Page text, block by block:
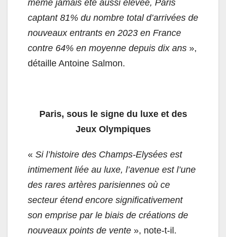
même jamais été aussi élevée, Paris
captant 81% du nombre total d’arrivées de
nouveaux entrants en 2023 en France
contre 64% en moyenne depuis dix ans »,
détaille Antoine Salmon.
Paris, sous le signe du luxe et des
Jeux Olympiques
« Si l’histoire des Champs-Elysées est
intimement liée au luxe, l’avenue est l’une
des rares artères parisiennes où ce
secteur étend encore significativement
son emprise par le biais de créations de
nouveaux points de vente », note-t-il.